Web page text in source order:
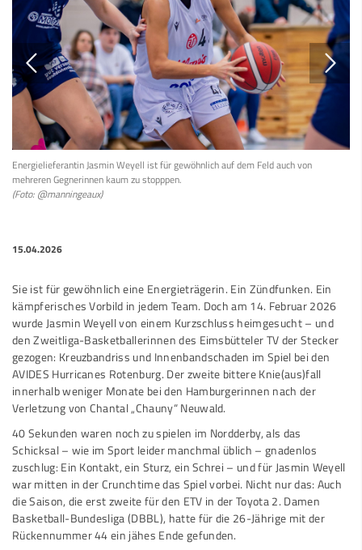
Energielieferantin Jasmin Weyell ist für gewöhnlich auf dem Feld auch von
mehreren Gegnerinnen kaum zu stopppen.
(Foto: @manningeaux)
15.04.2026
Sie ist für gewöhnlich eine Energieträgerin. Ein Zündfunken. Ein
kämpferisches Vorbild in jedem Team. Doch am 14. Februar 2026
wurde Jasmin Weyell von einem Kurzschluss heimgesucht – und
den Zweitliga-Basketballerinnen des Eimsbütteler TV der Stecker
gezogen: Kreuzbandriss und Innenbandschaden im Spiel bei den
AVIDES Hurricanes Rotenburg. Der zweite bittere Knie(aus)fall
innerhalb weniger Monate bei den Hamburgerinnen nach der
Verletzung von Chantal „Chauny“ Neuwald.
40 Sekunden waren noch zu spielen im Nordderby, als das
Schicksal – wie im Sport leider manchmal üblich – gnadenlos
zuschlug: Ein Kontakt, ein Sturz, ein Schrei – und für Jasmin Weyell
war mitten in der Crunchtime das Spiel vorbei. Nicht nur das: Auch
die Saison, die erst zweite für den ETV in der Toyota 2. Damen
Basketball-Bundesliga (DBBL), hatte für die 26-Jährige mit der
Rückennummer 44 ein jähes Ende gefunden.